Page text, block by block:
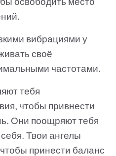
вибрациями у
своё
частотами.
тебя
чтобы привнести
Они поощряют тебя
Твои ангелы
принести баланс